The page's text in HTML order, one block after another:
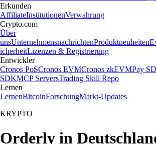
Erkunden
AffiliateInstitutionenVerwahrung
Crypto.com
Über
unsUnternehmensnachrichtenProduktneuheiten
icherheitLizenzen & Registrierung
Entwickler
Cronos PoSCronos EVMCronos zkEVMPay
SDKMCP ServersTrading Skill Repo
Lernen
LernenBitcoinForschungMarkt-Updates
KRYPTO
Orderly in